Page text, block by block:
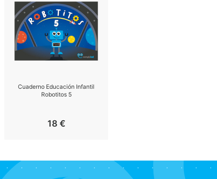
Cuaderno Educación Infantil
Robotitos 5
18 €